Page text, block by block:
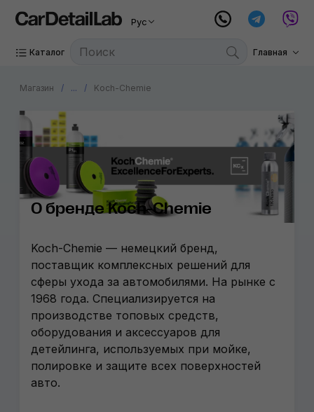
Рус
Каталог Главная
Магазин ... Koch-Chemie
О бренде Koch-Chemie
Koch-Chemie — немецкий бренд,
поставщик комплексных решений для
сферы ухода за автомобилями. На рынке с
1968 года. Специализируется на
производстве топовых средств,
оборудования и аксессуаров для
детейлинга, используемых при мойке,
полировке и защите всех поверхностей
авто.